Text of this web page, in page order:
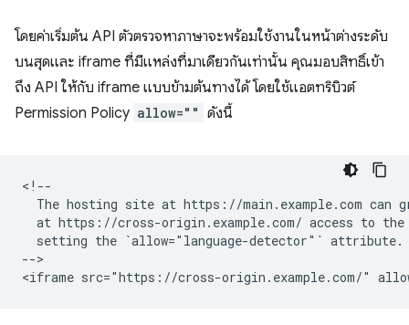
โดยค่าเริ่มต้น API ตัวตรวจหาภาษาจะพร้อมใช้งานในหน้าต่างระดับ
บนสุดและ iframe ที่มีแหล่งที่มาเดียวกันเท่านั้น คุณมอบสิทธิ์เข้า
ถึง API ให้กับ iframe แบบข้ามต้นทางได้ โดยใช้แอตทริบิวต์
Permission Policy allow="" ดังนี้
<!--
The hosting site at https://main.example.com can
at https://cross-origin.example.com/ access to
  setting the `allow="language-detector"` attribute.
-->